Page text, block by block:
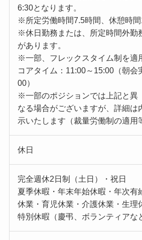
6:30となります。
※所定労働時間7.5時間、休憩時間
※休日勤務または、所定時間外勤
があります。
※一部、フレックスタイム制を適
コアタイム：11:00～15:00（朝会
00）
※一部のポジションでは上記と異
なる場合がございますが、詳細は
示いたします（裁量労働制の適用
休日
完全週休2日制（土日）・祝日
夏季休暇・年末年始休暇・年次有
休業・育児休業・介護休業・生理
特別休暇（慶弔、ボランティアな